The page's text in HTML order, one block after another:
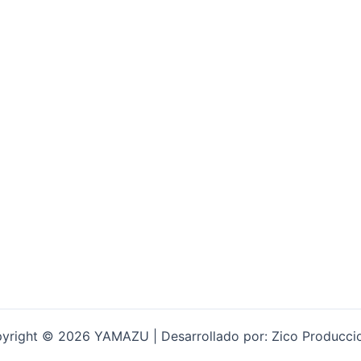
© 2026 YAMAZU | Desarrollado por: Zico